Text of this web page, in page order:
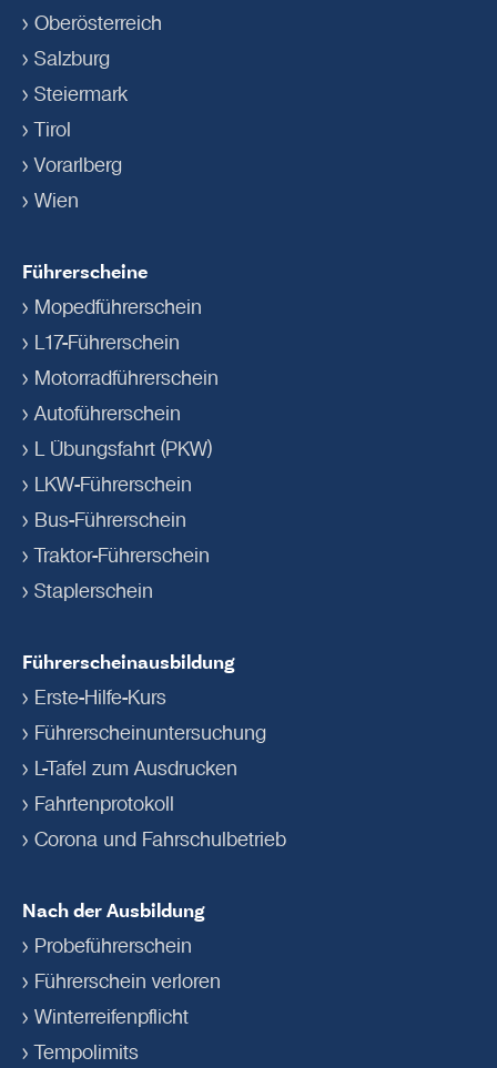
Oberösterreich
Salzburg
Steiermark
Tirol
Vorarlberg
Wien
Führerscheine
Mopedführerschein
L17-Führerschein
Motorradführerschein
Autoführerschein
L Übungsfahrt (PKW)
LKW-Führerschein
Bus-Führerschein
Traktor-Führerschein
Staplerschein
Führerscheinausbildung
Erste-Hilfe-Kurs
Führerschein­untersuchung
L-Tafel zum Ausdrucken
Fahrtenprotokoll
Corona und Fahrschulbetrieb
Nach der Ausbildung
Probeführerschein
Führerschein verloren
Winterreifenpflicht
Tempolimits